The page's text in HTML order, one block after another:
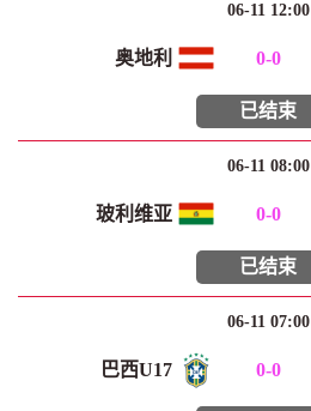
06-11 12:00
奥地利 0-0
已结束
06-11 08:00
玻利维亚 0-0
已结束
06-11 07:00
巴西U17 0-0